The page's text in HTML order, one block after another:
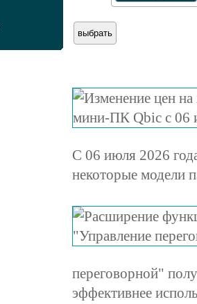
С 06 июля 2026
некоторые модели
переговорной"
эффективнее